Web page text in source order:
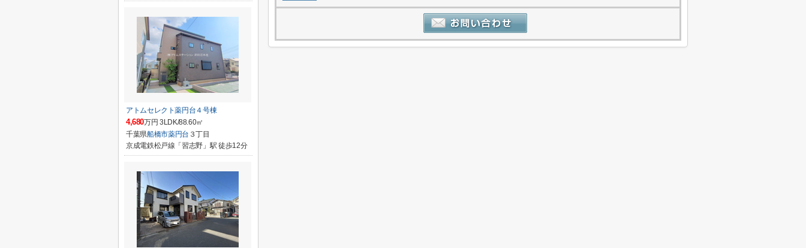
アトムセレクト薬円台４号棟
4,680万円 3LDK/88.60㎡
千葉県船橋市薬円台 ３丁目
京成電鉄松戸線「習志野」駅 徒歩12分